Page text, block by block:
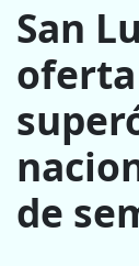
San
de